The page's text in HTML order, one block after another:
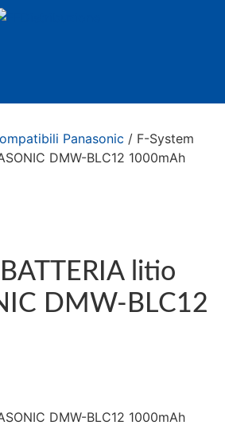
Panasonic / F-System
DMW-BLC12 1000mAh
litio
DMW-BLC12
DMW-BLC12 1000mAh